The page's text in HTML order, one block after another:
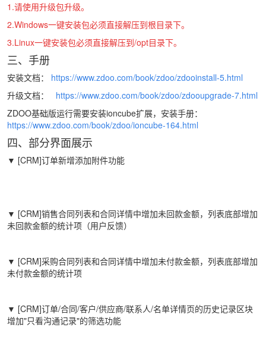
1.请使用升级包升级。
2.Windows一键安装包必须直接解压到根目录下。
3.Linux一键安装包必须直接解压到/opt目录下。
三、手册
安装文档： https://www.zdoo.com/book/zdoo/zdooinstall-5.html
升级文档：
https://www.zdoo.com/book/zdoo/zdooupgrade-7.html
ZDOO基础版运行需要安装ioncube扩展，安装手册：
https://www.zdoo.com/book/zdoo/ioncube-164.html
四、部分界面展示
▼ [CRM]订单新增添加附件功能
▼ [CRM]销售合同列表和合同详情中增加未回款金额，列表底部增加
未回款金额的统计项（用户反馈）
▼ [CRM]采购合同列表和合同详情中增加未付款金额，列表底部增加
未付款金额的统计项
▼ [CRM]订单/合同/客户/供应商/联系人/名单详情页的历史记录区块
增加"只看沟通记录"的筛选功能